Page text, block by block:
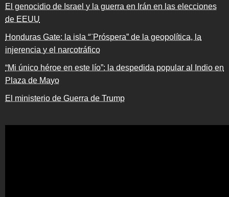
El genocidio de Israel y la guerra en Irán en las elecciones
de EEUU
Honduras Gate: la isla “¨Próspera” de la geopolítica, la
injerencia y el narcotráfico
“Mi único héroe en este lío”: la despedida popular al Indio en
Plaza de Mayo
El ministerio de Guerra de Trump